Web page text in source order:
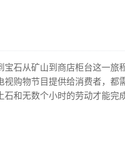
宝石从矿山到商店柜台这一旅
视购物节目提供给消费者，都
和无数个小时的劳动才能完成